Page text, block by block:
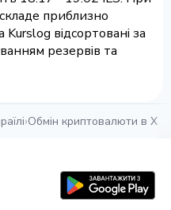
приблизно
відсортовані за
резервів та
›Обмін криптовалюти в